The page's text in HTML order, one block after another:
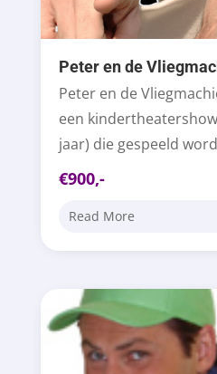
Peter en de
Peter en de
een
jaar) die gespeeld
€900,-
Read More